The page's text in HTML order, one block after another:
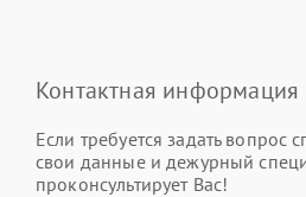
Контактная информация
Если требуется задать вопрос
свои данные и дежурный
проконсультирует Вас!